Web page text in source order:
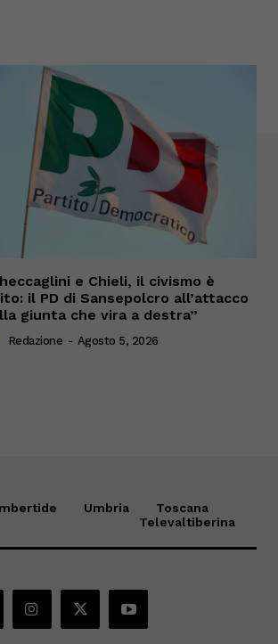
e Chieli, il civismo è
il PD di Sansepolcro all’attacco
giunta che vira a destra”
Redazione - Agosto 5, 2026
Umbria
Toscana
Televaltiberina